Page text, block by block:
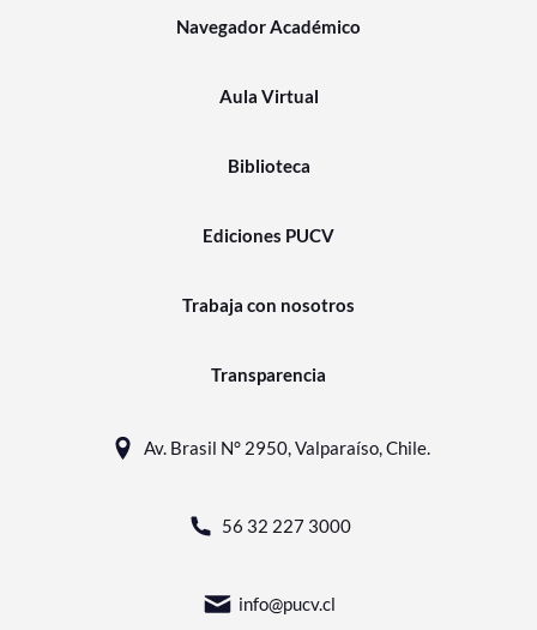
Navegador Académico
Aula Virtual
Biblioteca
Ediciones PUCV
Trabaja con nosotros
Transparencia
Av. Brasil N° 2950, Valparaíso, Chile.
56 32 227 3000
info@pucv.cl